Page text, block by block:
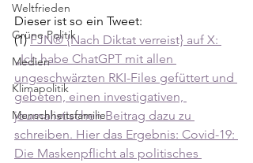
Weltfrieden
Grüne Politik
Medien
Klimapolitik
Menschheitsfamilie
Dieser ist so ein Tweet:
(1) FJN® {Nach Diktat verreist} auf X:
„Ich habe ChatGPT mit allen
ungeschwärzten RKI-Files gefüttert und
gebeten, einen investigativen,
journalistischen Beitrag dazu zu
schreiben. Hier das Ergebnis: Covid-19:
Die Maskenpflicht als politisches